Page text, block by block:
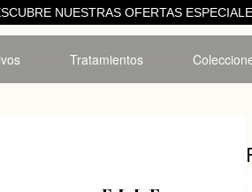
NUESTRAS OFERTAS
Tratamientos